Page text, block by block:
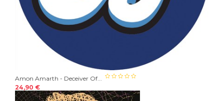
Amon Amarth - Deceiver Of...
24,90 €